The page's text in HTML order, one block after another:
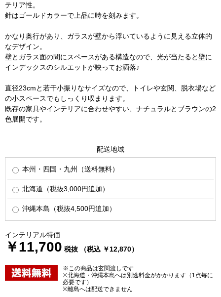
テリア性。
針はゴールドカラーで上品に時を刻みます。
かなり奥行があり、ガラスが壁から浮いているように見える立体的
なデザイン。
壁とガラス面の間にスペースがある構造なので、光が当たると壁に
インデックスのシルエットが映ってお洒落♪
直径23cmと若干小振りなサイズなので、トイレや玄関、脱衣場など
の小スペースでもしっくり収まります。
既存の家具やインテリアに合わせやすい、ナチュラルとブラウンの2
色展開です。
配送地域
本州・四国・九州（送料無料）
北海道（税抜3,000円追加）
沖縄本島（税抜4,500円追加）
インテリアル特価
￥11,700 税抜 （税込 ￥12,870）
※この商品は玄関渡しです
※北海道・沖縄本島へは別途料金がかかります（1点毎に
必要です）
※離島へは配送できません